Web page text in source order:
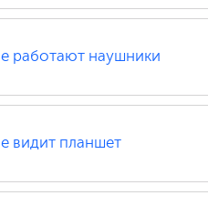
работают наушники
видит планшет